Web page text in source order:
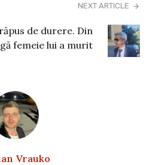
NEXT ARTICLE
de durere. Din
femeie lui a murit
Vrauko